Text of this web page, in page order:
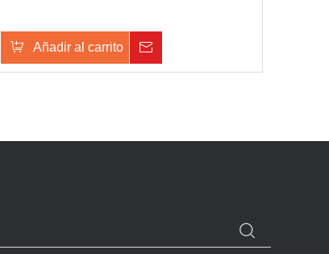
Es adecuado para guardias de seguridad o policía
de seguridad pública.
Añadir al carrito